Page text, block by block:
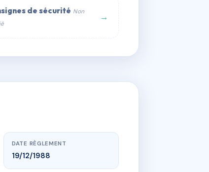
de sécurité Non
→
DATE RÈGLEMENT
19/12/1988